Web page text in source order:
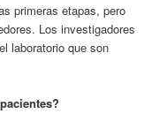
primeras etapas, pero
Los investigadores
laboratorio que son